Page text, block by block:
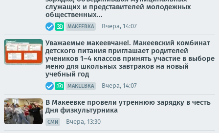
служащих и представителей молодежных
общественных...
МАКЕЕВКА Вчера, 14:07
Уважаемые макеевчане!. Макеевский комбинат
детского питания приглашает родителей
учеников 1–4 классов принять участие в выборе
меню для школьных завтраков на новый
учебный год
МАКЕЕВКА Вчера, 14:07
В Макеевке провели утреннюю зарядку в честь
Дня физкультурника
СМИ Вчера, 13:30